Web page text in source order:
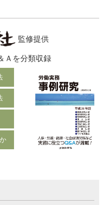
監修提供
Ａを分類収録